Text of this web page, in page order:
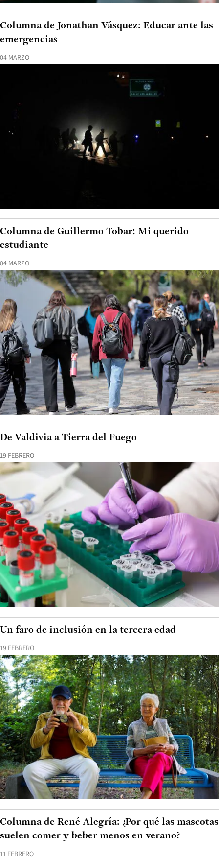
04 MARZO
Columna de Jonathan Vásquez: Educar ante las
emergencias
04 MARZO
Columna de Guillermo Tobar: Mi querido
estudiante
19 FEBRERO
De Valdivia a Tierra del Fuego
19 FEBRERO
Un faro de inclusión en la tercera edad
11 FEBRERO
Columna de René Alegría: ¿Por qué las mascotas
suelen comer y beber menos en verano?